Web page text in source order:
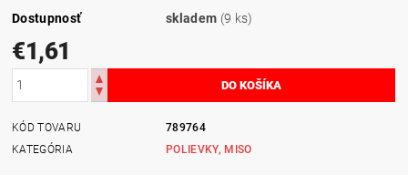
Dostupnosť skladem (9 ks)
€1,61
KÓD TOVARU
789764
KATEGÓRIA
POLIEVKY, MISO